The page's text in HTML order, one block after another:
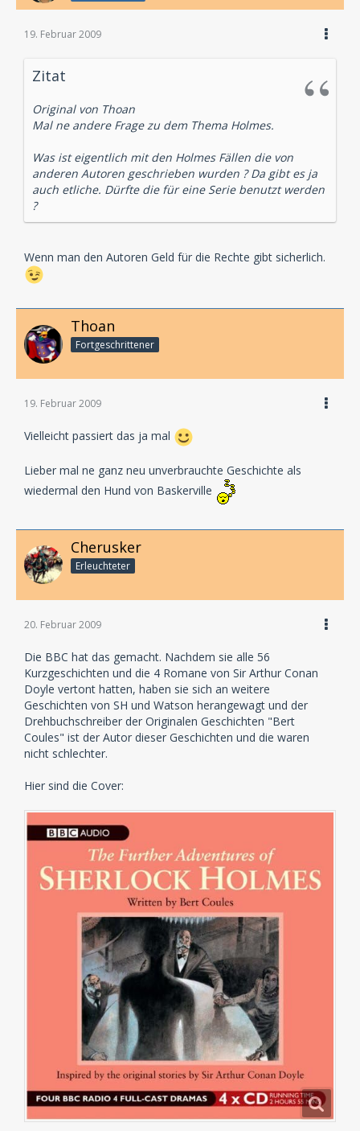
19. Februar 2009
Zitat
Original von Thoan
Mal ne andere Frage zu dem Thema Holmes.
Was ist eigentlich mit den Holmes Fällen die von
anderen Autoren geschrieben wurden ? Da gibt es ja
auch etliche. Dürfte die für eine Serie benutzt werden
?
Wenn man den Autoren Geld für die Rechte gibt sicherlich.
Thoan
Fortgeschrittener
19. Februar 2009
Vielleicht passiert das ja mal
Lieber mal ne ganz neu unverbrauchte Geschichte als
wiedermal den Hund von Baskerville
Cherusker
Erleuchteter
20. Februar 2009
Die BBC hat das gemacht. Nachdem sie alle 56
Kurzgeschichten und die 4 Romane von Sir Arthur Conan
Doyle vertont hatten, haben sie sich an weitere
Geschichten von SH und Watson herangewagt und der
Drehbuchschreiber der Originalen Geschichten "Bert
Coules" ist der Autor dieser Geschichten und die waren
nicht schlechter.
Hier sind die Cover: